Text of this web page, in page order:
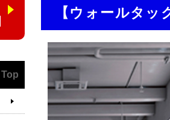
【ウォールタッ
Top